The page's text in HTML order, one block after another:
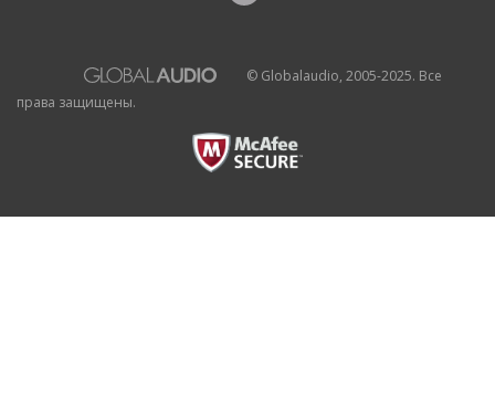
© Globalaudio, 2005-2025. Все
права защищены.